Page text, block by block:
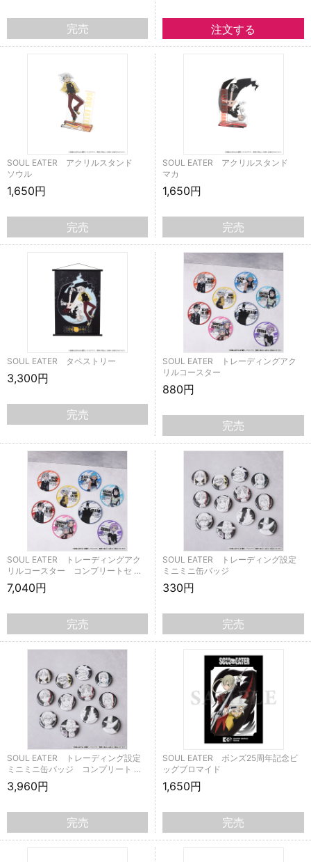
完売
SOUL EATER アクリルスタンド
ソウル
1,650円
完売
SOUL EATER アクリルスタンド
マカ
1,650円
完売
SOUL EATER タペストリー
3,300円
完売
SOUL EATER トレーディングアク
リルコースター
880円
完売
SOUL EATER トレーディングアク
リルコースター コンプリートセ …
7,040円
完売
SOUL EATER トレーディング設定
ミニミニ缶バッジ
330円
完売
SOUL EATER トレーディング設定
ミニミニ缶バッジ コンプリート …
3,960円
完売
SOUL EATER ボンズ25周年記念ビ
ッグブロマイド
1,650円
完売